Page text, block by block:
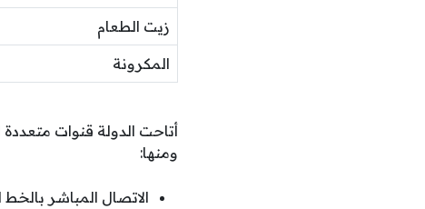
زيت الطعام
المكرونة
ومنها:
الاتصال المباشر بالخط